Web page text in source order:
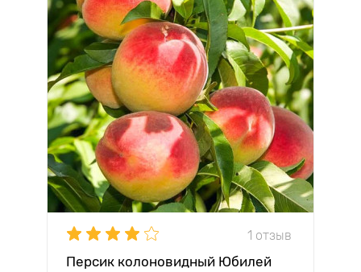
1 отзыв
Персик колоновидный Юбилей